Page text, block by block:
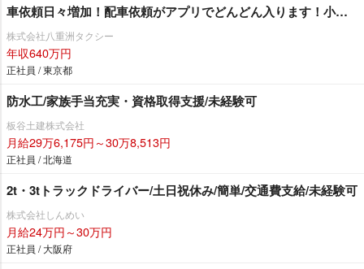
車依頼日々増加！配車依頼がアプリでどんどん入ります！小田
急線・東急田園都市沿線にお住まいの方必見☆ 未経験者の方
も安心「3ヶ月30万円給料保証」乗務員さん最優先の職場環境！
嬉しい待遇も盛りだくさん♪「 経験者対象で入社20万円支
できますよ♪
株式会社八重洲タクシー
年収640万円
正社員 / 東京都
防水工/家族手当充実・資格取得支援/未経験可
板谷土建株式会社
月給29万6,175円～30万8,513円
正社員 / 北海道
2t・3tトラックドライバー/土日祝休み/簡単/交通費支給/未経験可
株式会社しんめい
月給24万円～30万円
正社員 / 大阪府